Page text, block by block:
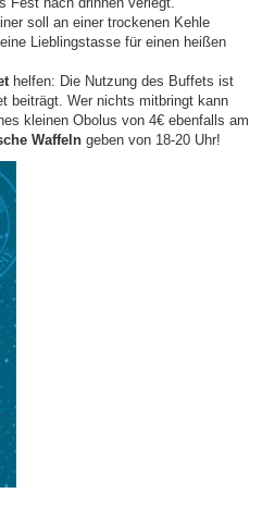
soll an einer trockenen Kehle
Lieblingstasse für einen heißen
helfen: Die Nutzung des Buffets ist
beiträgt. Wer nichts mitbringt kann
kleinen Obolus von 4€ ebenfalls am
Waffeln geben von 18-20 Uhr!